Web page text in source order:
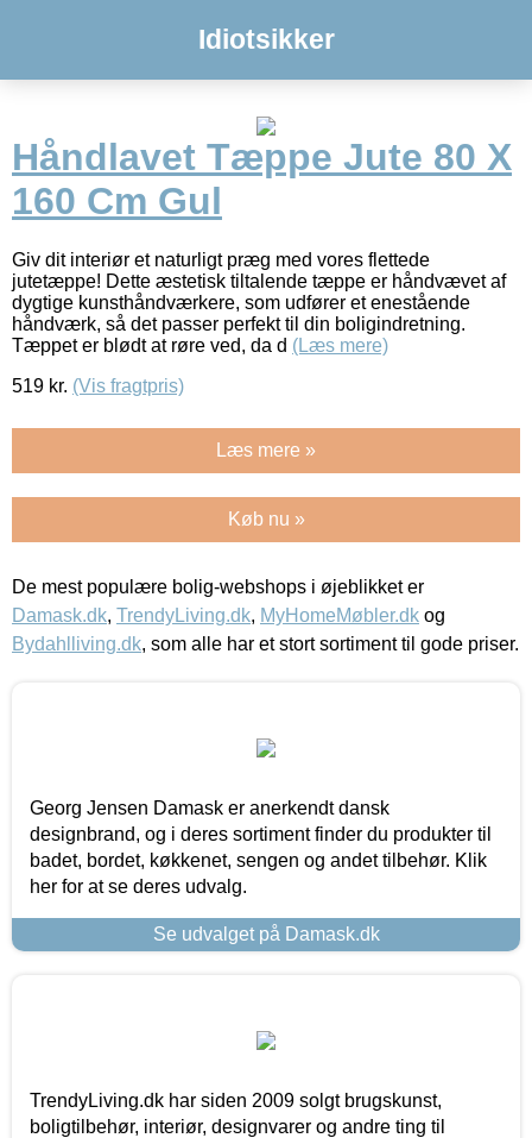
Idiotsikker
Håndlavet Tæppe Jute 80 X
160 Cm Gul
Giv dit interiør et naturligt præg med vores flettede
jutetæppe! Dette æstetisk tiltalende tæppe er håndvævet af
dygtige kunsthåndværkere, som udfører et enestående
håndværk, så det passer perfekt til din boligindretning.
Tæppet er blødt at røre ved, da d (Læs mere)
519 kr. (Vis fragtpris)
Læs mere »
Køb nu »
De mest populære bolig-webshops i øjeblikket er
Damask.dk, TrendyLiving.dk, MyHomeMøbler.dk og
Bydahlliving.dk, som alle har et stort sortiment til gode priser.
Georg Jensen Damask er anerkendt dansk
designbrand, og i deres sortiment finder du produkter til
badet, bordet, køkkenet, sengen og andet tilbehør. Klik
her for at se deres udvalg.
Se udvalget på Damask.dk
TrendyLiving.dk har siden 2009 solgt brugskunst,
boligtilbehør, interiør, designvarer og andre ting til